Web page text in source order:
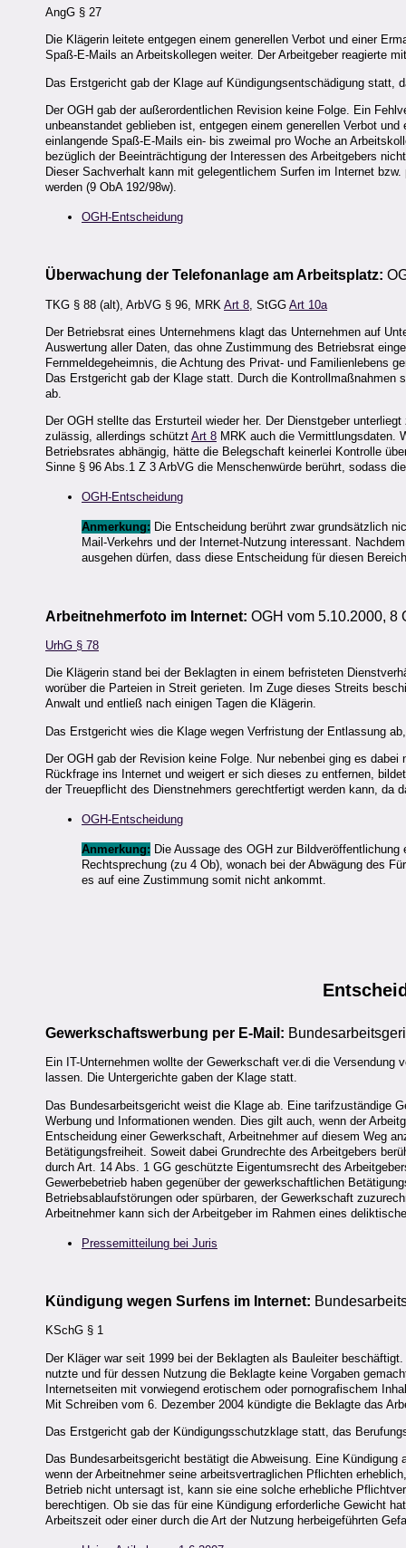
AngG § 27
Die Klägerin leitete entgegen einem generellen Verbot und einer
Spaß-E-Mails an Arbeitskollegen weiter. Der Arbeitgeber reagierte
Das Erstgericht gab der Klage auf Kündigungsentschädigung statt,
Der OGH gab der außerordentlichen Revision keine Folge. Ein
unbeanstandet geblieben ist, entgegen einem generellen Verbot
einlangende Spaß-E-Mails ein- bis zweimal pro Woche an
bezüglich der Beeinträchtigung der Interessen des Arbeitgebers
Dieser Sachverhalt kann mit gelegentlichem Surfen im Internet
werden (9 ObA 192/98w).
OGH-Entscheidung
Überwachung der Telefonanlage am Arbeitsplatz:
TKG § 88 (alt), ArbVG § 96, MRK Art 8 , StGG Art 10a
Der Betriebsrat eines Unternehmens klagt das Unternehmen auf
Auswertung aller Daten, das ohne Zustimmung des Betriebsrat
Fernmeldegeheimnis, die Achtung des Privat- und Familienlebens
Das Erstgericht gab der Klage statt. Durch die
ab.
Der OGH stellte das Ersturteil wieder her. Der Dienstgeber
zulässig, allerdings schützt Art 8 MRK auch die Vermittlungsdaten.
Betriebsrates abhängig, hätte die Belegschaft keinerlei Kontrolle
Sinne § 96 Abs.1 Z 3 ArbVG die Menschenwürde berührt, sodass
OGH-Entscheidung
Anmerkung: Die Entscheidung berührt zwar grundsätzlich
Mail-Verkehrs und der Internet-Nutzung interessant.
ausgehen dürfen, dass diese Entscheidung für diesen
Arbeitnehmerfoto im Internet: OGH vom 5.10.2000, 8
UrhG § 78
Die Klägerin stand bei der Beklagten in einem befristeten
worüber die Parteien in Streit gerieten. Im Zuge dieses Streits
Anwalt und entließ nach einigen Tagen die Klägerin.
Das Erstgericht wies die Klage wegen Verfristung der Entlassung
Der OGH gab der Revision keine Folge. Nur nebenbei ging es
Rückfrage ins Internet und weigert er sich dieses zu entfernen,
der Treuepflicht des Dienstnehmers gerechtfertigt werden kann, da
OGH-Entscheidung
Anmerkung: Die Aussage des OGH zur
Rechtsprechung (zu 4 Ob), wonach bei der Abwägung des
es auf eine Zustimmung somit nicht ankommt.
Gewerkschaftswerbung per E-Mail:
Ein IT-Unternehmen wollte der Gewerkschaft ver.di die
lassen. Die Untergerichte gaben der Klage statt.
Das Bundesarbeitsgericht weist die Klage ab. Eine tarifzuständige
Werbung und Informationen wenden. Dies gilt auch, wenn der
Entscheidung einer Gewerkschaft, Arbeitnehmer auf diesem Weg
Betätigungsfreiheit. Soweit dabei Grundrechte des Arbeitgebers
durch Art. 14 Abs. 1 GG geschützte Eigentumsrecht des
Gewerbebetrieb haben gegenüber der gewerkschaftlichen
Betriebsablaufstörungen oder spürbaren, der Gewerkschaft
Arbeitnehmer kann sich der Arbeitgeber im Rahmen eines
Pressemitteilung bei Juris
Kündigung wegen Surfens im Internet:
KSchG § 1
Der Kläger war seit 1999 bei der Beklagten als Bauleiter
nutzte und für dessen Nutzung die Beklagte keine Vorgaben
Internetseiten mit vorwiegend erotischem oder pornografischem
Mit Schreiben vom 6. Dezember 2004 kündigte die Beklagte das
Das Erstgericht gab der Kündigungsschutzklage statt, das
Das Bundesarbeitsgericht bestätigt die Abweisung. Eine
wenn der Arbeitnehmer seine arbeitsvertraglichen Pflichten
Betrieb nicht untersagt ist, kann sie eine solche erhebliche
berechtigen. Ob sie das für eine Kündigung erforderliche Gewicht
Arbeitszeit oder einer durch die Art der Nutzung herbeigeführten